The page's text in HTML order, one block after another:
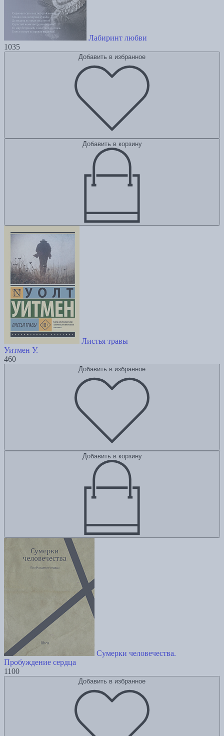
Лабиринт любви
1035
Добавить в избранное
Добавить в корзину
Листья травы
Уитмен У.
460
Добавить в избранное
Добавить в корзину
Сумерки человечества.
Пробуждение сердца
1100
Добавить в избранное